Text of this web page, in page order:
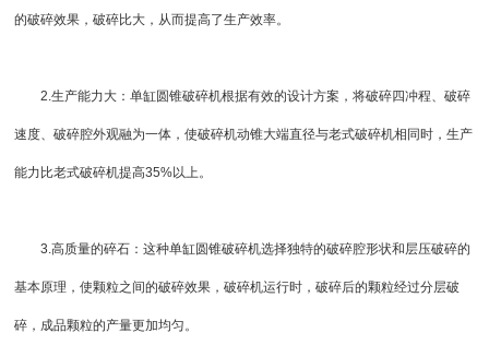
的破碎效果，破碎比大，从而提高了生产效率。
2.生产能力大：单缸圆锥破碎机根据有效的设计方案，将破碎四冲程、破碎
速度、破碎腔外观融为一体，使破碎机动锥大端直径与老式破碎机相同时，生产
能力比老式破碎机提高35%以上。
3.高质量的碎石：这种单缸圆锥破碎机选择独特的破碎腔形状和层压破碎的
基本原理，使颗粒之间的破碎效果，破碎机运行时，破碎后的颗粒经过分层破
碎，成品颗粒的产量更加均匀。